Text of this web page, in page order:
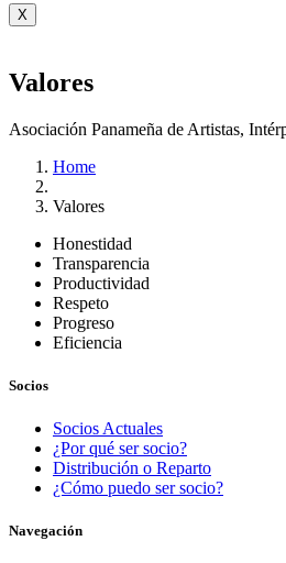
X
Valores
Asociación Panameña de Artistas,
Home
Valores
Honestidad
Transparencia
Productividad
Respeto
Progreso
Eficiencia
Socios
Socios Actuales
¿Por qué ser socio?
Distribución o Reparto
¿Cómo puedo ser socio?
Navegación